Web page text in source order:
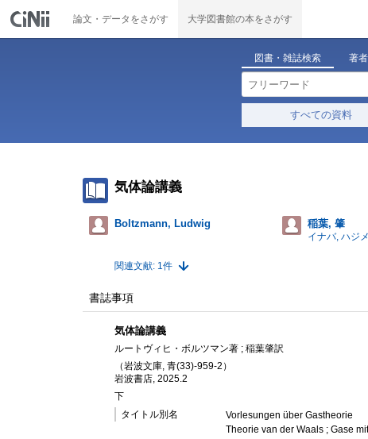
論文・データをさがす 大学図書館の本をさがす
図書・雑誌検索 著
すべての資料
気体論講義
Boltzmann, Ludwig 稲葉, 肇
イナバ, ハジメ
関連文献: 1件
書誌事項
気体論講義
ルートヴィヒ・ボルツマン著 ; 稲葉肇訳
（岩波文庫, 青(33)-959-2）
岩波書店, 2025.2
下
タイトル別名
Vorlesungen über Gastheorie
Theorie van der Waals ; Gase